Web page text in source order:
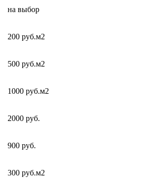
на выбор
200 руб.м2
500 руб.м2
1000 руб.м2
2000 руб.
900 руб.
300 руб.м2